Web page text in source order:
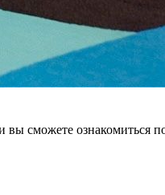
сможете ознакомиться